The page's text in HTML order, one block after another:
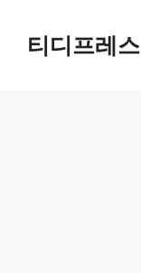
티디프레스